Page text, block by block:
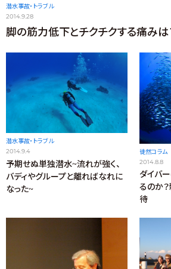
潜水事故・トラブル
2014.9.28
脚の筋力低下とチクチクする痛みは
潜水事故・トラブル
2014.9.4
予期せぬ単独潜水~流れが強く、
バディやグループと離ればなれに
なった~
徒然コラム
2014.8.8
ダイバ
るのか
待